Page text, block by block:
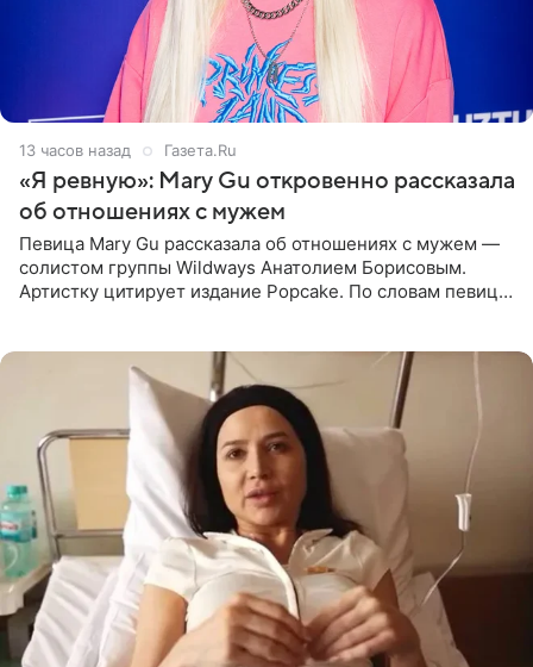
13 часов назад Газета.Ru
«Я ревную»: Mary Gu откровенно рассказала
об отношениях с мужем
Певица Mary Gu рассказала об отношениях с мужем —
солистом группы Wildways Анатолием Борисовым.
Артистку цитирует издание Popcake. По словам певицы,